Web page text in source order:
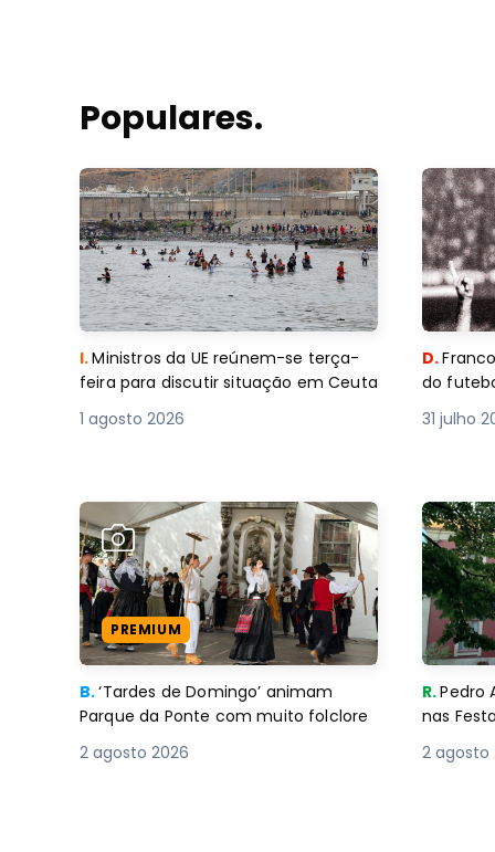
Populares.
I.Ministros da UE reúnem-se terça-
feira para discutir situação em Ceuta
1 agosto 2026
D.
do
31 julho
PREMIUM
B.‘Tardes de Domingo’ animam
Parque da Ponte com muito folclore
2 agosto 2026
R.Pedro
nas
2 agosto